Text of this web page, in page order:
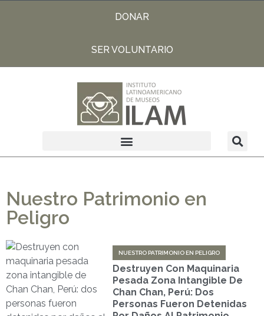
DONAR
SER VOLUNTARIO
Nuestro Patrimonio en
Peligro
NUESTRO PATRIMONIO EN PELIGRO
Destruyen Con Maquinaria
Pesada Zona Intangible De
Chan Chan, Perú: Dos
Personas Fueron Detenidas